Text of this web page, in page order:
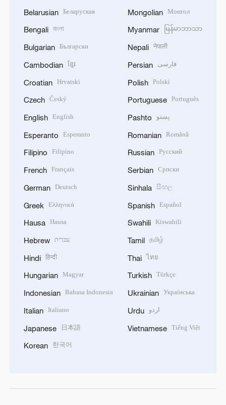
Belarusian Беларуская
Bengali বাংলা
Bulgarian Български
Cambodian ខ្មែរ
Croatian Hrvatski
Czech Český
English English
Esperanto Esperanto
Filipino Filipino
French Français
German Deutsch
Greek Ελληνικά
Hausa Hausa
Hebrew עברית
Hindi हिन्दी
Hungarian Magyar
Indonesian Bahasa Indonesia
Italian Italiano
Japanese 日本語
Korean 한국어
Mongolian Монгол
Myanmar မြန်မာဘာသာ
Nepali नेपाली
Persian فارسی
Polish Polski
Portuguese Português
Pashto پښتو
Romanian Română
Russian Русский
Serbian Српски
Sinhala සිංහල
Spanish Español
Swahili Kiswahili
Tamil தமிழ்
Thai ไทย
Turkish Türkçe
Ukrainian Українська
Urdu اردو
Vietnamese Tiếng Việt